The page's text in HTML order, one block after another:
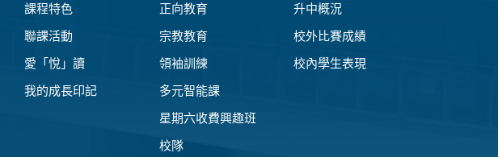
課程特色
聯課活動
愛「悅」讀
我的成長印記
正向教育
宗教教育
領袖訓練
多元智能課
星期六收費興趣班
校隊
升中概況
校外比賽成績
校內學生表現